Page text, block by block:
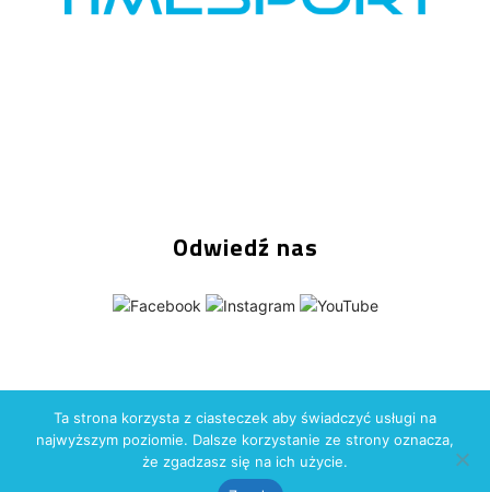
Odwiedź nas
Copyright (C) 2026 Time-Sport GroupWszelkie prawa
zastrzeżone. Wykonanie: Time-Sport Technologie
Ta strona korzysta z ciasteczek aby świadczyć usługi na
najwyższym poziomie. Dalsze korzystanie ze strony oznacza,
że zgadzasz się na ich użycie.